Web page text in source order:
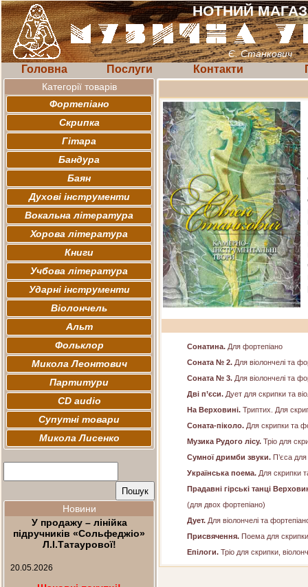
НОТНИЙ
Є. Станкович
Головна Послуги Контакти
Категорії товарів
Фортепіано
Скрипка
Гітара
Бандура
Баян
Духові інструменти
Вокальна література
Хорова література
Книги
Учбова література
Ударні інструменти
Віолончель
Альт
Фольклор
Микола Леонтович
Партитури
CD audio
Супутні товари
Микола Лисенко
Новини
У продажу – лінійка
підручників «Сольфеджіо»
Л.І.Татаурової!
20.05.2026
Сонатина. Для фортепіано
Соната № 2. Для віолончелі та
Соната № 3. Для віолончелі та
Дві п’єси. Дует для скрипки та
На Верховині. Триптих. Для
Соната-піколо. Для скрипки та
Музика Рудого лісу. Тріо для
Сумної дримби звуки. П’єса для
Українська поема. Для скрипки
Прадавні гірські танці
(для двох фортепіано)
Дует. Для віолончелі та
Присвячення. Поема для
Епілоги. Тріо для скрипки,